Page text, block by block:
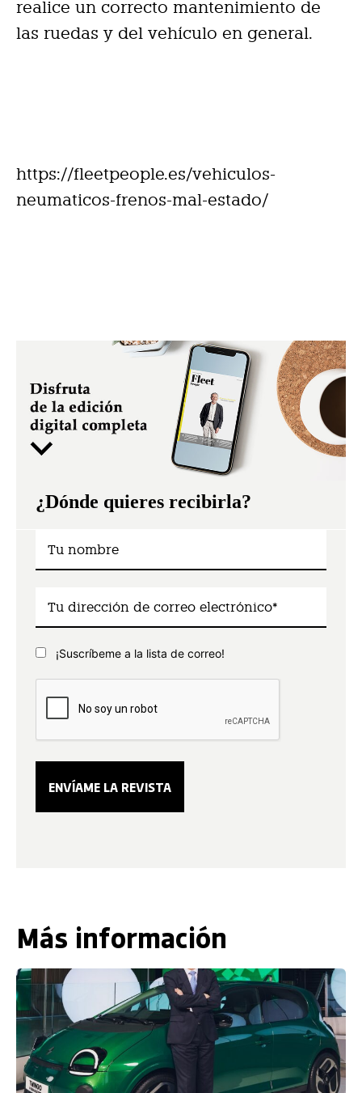
realice un correcto mantenimiento de
las ruedas y del vehículo en general.
https://fleetpeople.es/vehiculos-
neumaticos-frenos-mal-estado/
¿Dónde quieres recibirla?
¡Suscríbeme a la lista de correo!
Más información